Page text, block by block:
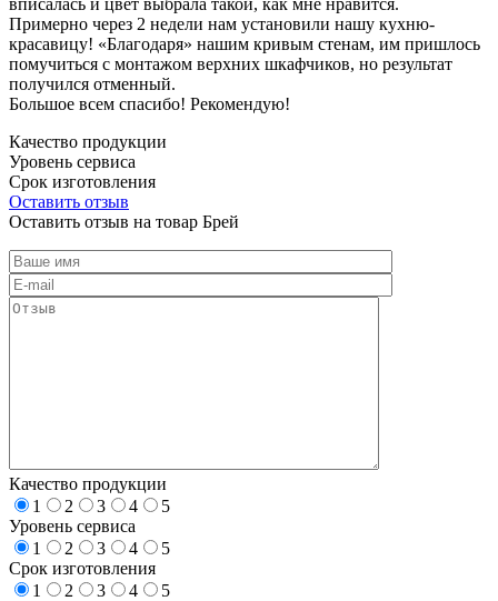
Примерно через 2 недели нам установили нашу кухню-
красавицу! «Благодаря» нашим кривым стенам, им пришлось
помучиться с монтажом верхних шкафчиков, но результат
получился отменный.
Большое всем спасибо! Рекомендую!
Качество продукции
Уровень сервиса
Срок изготовления
Оставить отзыв
Оставить отзыв на товар Брей
Качество продукции
1
2 3 4
5
Уровень сервиса
1
2 3 4
5
Срок изготовления
1
2 3 4
5